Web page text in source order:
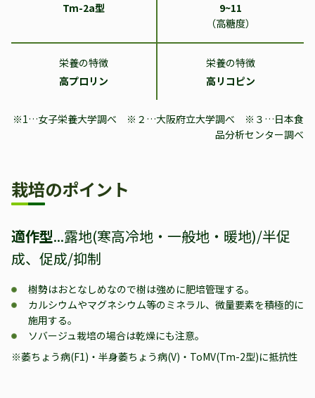
Tm-2a型
9~11
（高糖度）
栄養の特徴
高プロリン
栄養の特徴
高リコピン
※1…女子栄養大学調べ ※２…大阪府立大学調べ ※３…日本食
品分析センター調べ
栽培のポイント
適作型...露地(寒高冷地・一般地・暖地)/半促
成、促成/抑制
樹勢はおとなしめなので樹は強めに肥培管理する。
カルシウムやマグネシウム等のミネラル、微量要素を積極的に
施用する。
ソバージュ栽培の場合は乾燥にも注意。
※萎ちょう病(F1)・半身萎ちょう病(V)・ToMV(Tm-2型)に抵抗性